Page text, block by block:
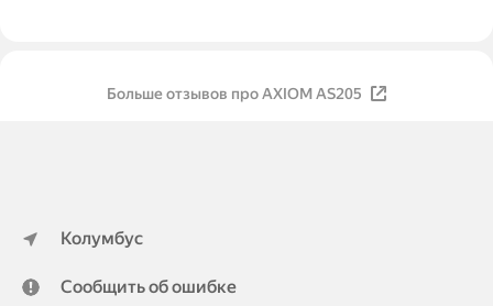
Больше отзывов про AXIOM AS205
Колумбус
Сообщить об ошибке